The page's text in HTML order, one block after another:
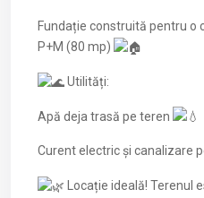
Fundație construită pentru o
P+M (80 mp)
Utilități:
Apă deja trasă pe teren
Curent electric și canalizare
Locație ideală! Terenul